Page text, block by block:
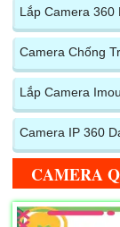
Lắp Camera 360
Camera Chống
Lắp Camera
Camera IP 360
CAMERA